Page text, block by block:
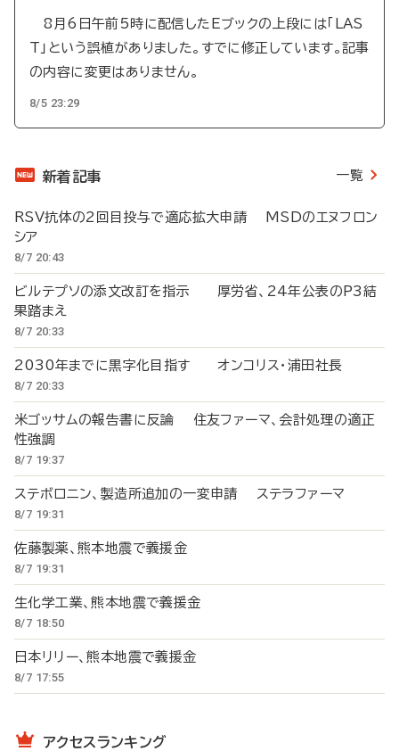
8月6日午前5時に配信したEブックの上段には「LAS
T」という誤植がありました。すでに修正しています。記事
の内容に変更はありません。
8/5 23:29
新着記事 一覧
RSV抗体の2回目投与で適応拡大申請 MSDのエヌフロン
シア
8/7 20:43
ビルテプソの添文改訂を指示 厚労省、24年公表のP3結
果踏まえ
8/7 20:33
2030年までに黒字化目指す オンコリス・浦田社長
8/7 20:33
米ゴッサムの報告書に反論 住友ファーマ、会計処理の適正
性強調
8/7 19:37
ステボロニン、製造所追加の一変申請 ステラファーマ
8/7 19:31
佐藤製薬、熊本地震で義援金
8/7 19:31
生化学工業、熊本地震で義援金
8/7 18:50
日本リリー、熊本地震で義援金
8/7 17:55
アクセスランキング